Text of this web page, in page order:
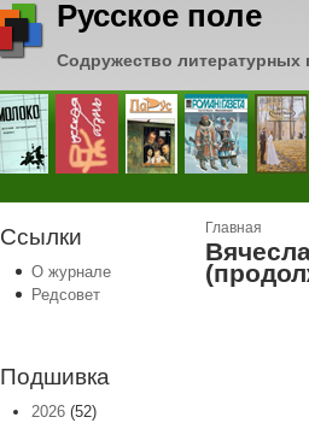
Русское поле
Содружество литературных
Ссылки
О журнале
Редсовет
Подшивка
2026 (52)
Вы здесь
Главная